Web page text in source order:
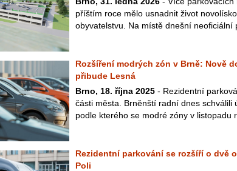
příštím roce mělo usnadnit život
obyvatelstvu. Na místě dnešní neoficiální
Rozšíření modrých zón v Brně: Nově
přibude Lesná
Brno, 18. října 2025 - Rezidentní
části města. Brněnští radní dnes schválili
podle kterého se modré zóny v listopadu
Rezidentní parkování se rozšíří o dvě
Poli